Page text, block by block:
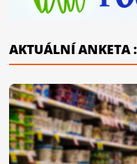
AKTUÁLNÍ ANKETA :